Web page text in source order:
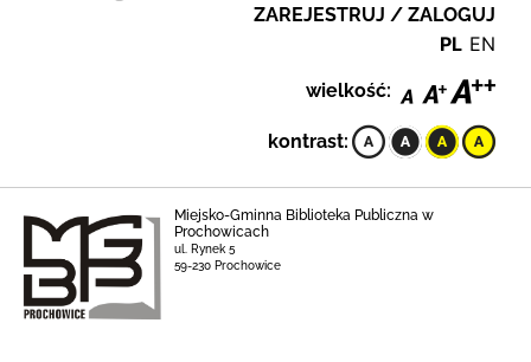
ZAREJESTRUJ / ZALOGUJ
PL EN
wielkość:
kontrast:
Miejsko-Gminna Biblioteka Publiczna w
Prochowicach
ul. Rynek 5
59-230 Prochowice